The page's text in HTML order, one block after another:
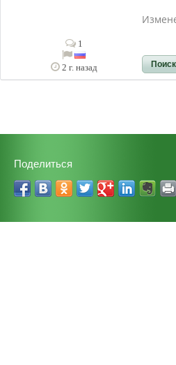
1
2 г. назад Поиск
Поделиться